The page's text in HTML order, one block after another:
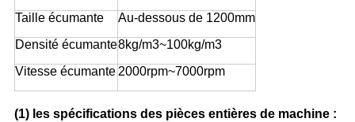
Taille écumante
Au-dessous de 1200mm
Densité écumante8kg/m3~100kg/m3
Vitesse écumante2000rpm~7000rpm
(1) les spécifications des pièces entières de machine :